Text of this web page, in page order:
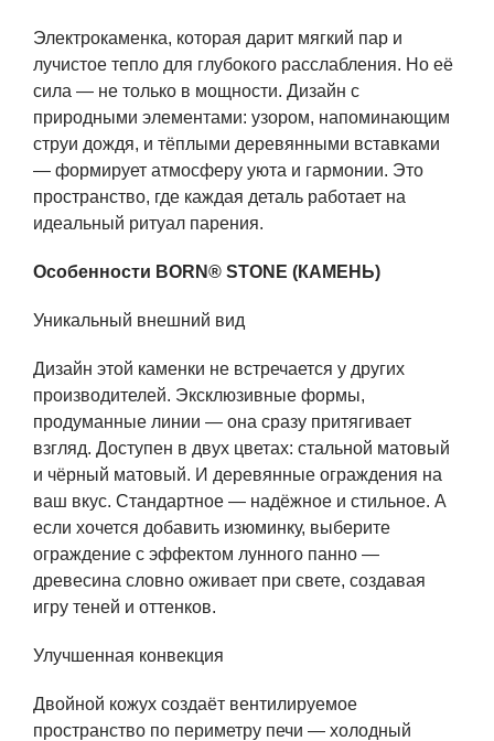
Электрокаменка, которая дарит мягкий пар и
лучистое тепло для глубокого расслабления. Но её
сила — не только в мощности. Дизайн с
природными элементами: узором, напоминающим
струи дождя, и тёплыми деревянными вставками
— формирует атмосферу уюта и гармонии. Это
пространство, где каждая деталь работает на
идеальный ритуал парения.
Особенности BORN® STONE (КАМЕНЬ)
Уникальный внешний вид
Дизайн этой каменки не встречается у других
производителей. Эксклюзивные формы,
продуманные линии — она сразу притягивает
взгляд. Доступен в двух цветах: стальной матовый
и чёрный матовый. И деревянные ограждения на
ваш вкус. Стандартное — надёжное и стильное. А
если хочется добавить изюминку, выберите
ограждение с эффектом лунного панно —
древесина словно оживает при свете, создавая
игру теней и оттенков.
Улучшенная конвекция
Двойной кожух создаёт вентилируемое
пространство по периметру печи — холодный